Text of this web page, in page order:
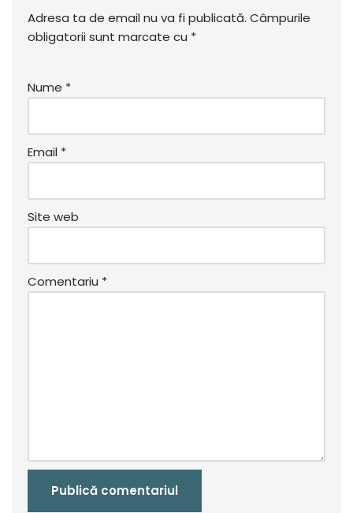
Adresa ta de email nu va fi publicată. Câmpurile
obligatorii sunt marcate cu *
Nume *
Email *
Site web
Comentariu *